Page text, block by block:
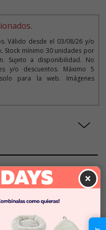
Válido desde el 03/08/26 y/o
Stock mínimo 30 unidades por
Sujeto a disponibilidad. No
y/o descuentos. Máximo 5
para la web. Imágenes
$62.990 $56.691
×